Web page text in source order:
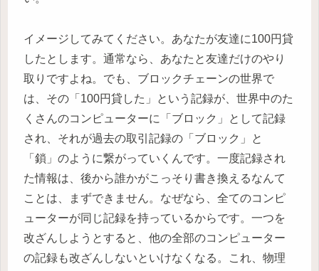
イメージしてみてください。あなたが友達に100円貸
したとします。通常なら、あなたと友達だけのやり
取りですよね。でも、ブロックチェーンの世界で
は、その「100円貸した」という記録が、世界中のた
くさんのコンピューターに「ブロック」として記録
され、それが過去の取引記録の「ブロック」と
「鎖」のように繋がっていくんです。一度記録され
た情報は、後から誰かがこっそり書き換えるなんて
ことは、まずできません。なぜなら、全てのコンピ
ューターが同じ記録を持っているからです。一つを
改ざんしようとすると、他の全部のコンピューター
の記録も改ざんしないといけなくなる。これ、物理